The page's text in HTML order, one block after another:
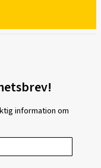
information om